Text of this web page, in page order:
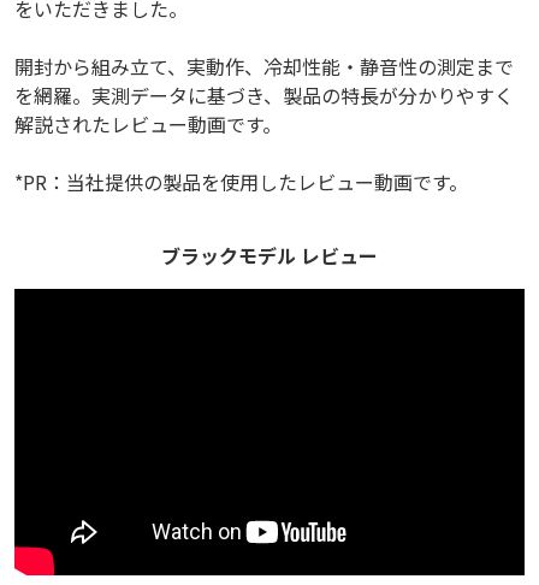
をいただきました。
開封から組み立て、実動作、冷却性能・静音性の測定まで
を網羅。実測データに基づき、製品の特長が分かりやすく
解説されたレビュー動画です。
*PR：当社提供の製品を使用したレビュー動画です。
ブラックモデル レビュー